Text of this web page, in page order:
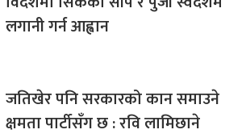
लगानी गर्न आह्वान
जतिखेर पनि सरकारको कान समाउने
क्षमता पार्टीसँग छ : रवि लामिछाने